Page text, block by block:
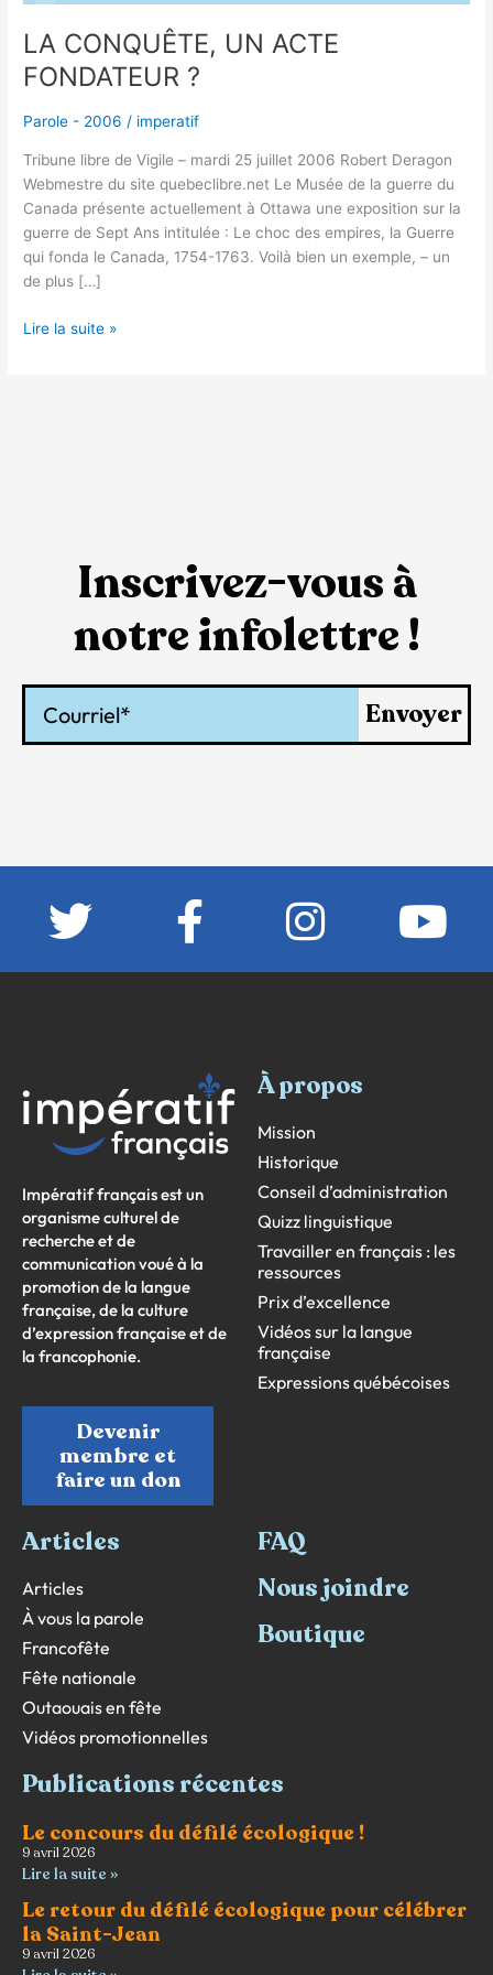
LA CONQUÊTE, UN ACTE
FONDATEUR ?
Parole - 2006 / imperatif
Tribune libre de Vigile – mardi 25 juillet 2006 Robert Deragon
Webmestre du site quebeclibre.net Le Musée de la guerre du
Canada présente actuellement à Ottawa une exposition sur la
guerre de Sept Ans intitulée : Le choc des empires, la Guerre
qui fonda le Canada, 1754-1763. Voilà bien un exemple, – un
de plus […]
Lire la suite »
Inscrivez-vous à
notre infolettre !
Envoyer
Impératif français est un
organisme culturel de
recherche et de
communication voué à la
promotion de la langue
française, de la culture
d’expression française et de
la francophonie.
Devenir
membre et
faire un don
À propos
Mission
Historique
Conseil d’administration
Quizz linguistique
Travailler en français : les
ressources
Prix d’excellence
Vidéos sur la langue
française
Expressions québécoises
Articles
Articles
À vous la parole
Francofête
Fête nationale
Outaouais en fête
Vidéos promotionnelles
FAQ
Nous joindre
Boutique
Publications récentes
Le concours du défilé écologique !
9 avril 2026
Lire la suite »
Le retour du défilé écologique pour célébrer
la Saint-Jean
9 avril 2026